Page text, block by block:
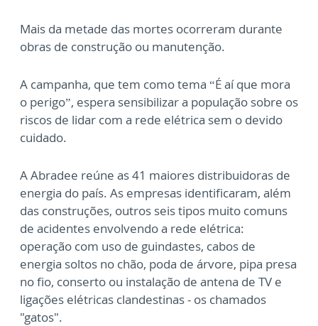
Mais da metade das mortes ocorreram durante
obras de construção ou manutenção.
A campanha, que tem como tema “É aí que mora
o perigo”, espera sensibilizar a população sobre os
riscos de lidar com a rede elétrica sem o devido
cuidado.
A Abradee reúne as 41 maiores distribuidoras de
energia do país. As empresas identificaram, além
das construções, outros seis tipos muito comuns
de acidentes envolvendo a rede elétrica:
operação com uso de guindastes, cabos de
energia soltos no chão, poda de árvore, pipa presa
no fio, conserto ou instalação de antena de TV e
ligações elétricas clandestinas - os chamados
"gatos".